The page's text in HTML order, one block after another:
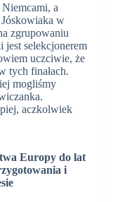
a
w
zgrupowaniu
jest selekcjonerem
uczciwie, że
tych finałach.
mogliśmy
aczkolwiek
Europy do lat
i